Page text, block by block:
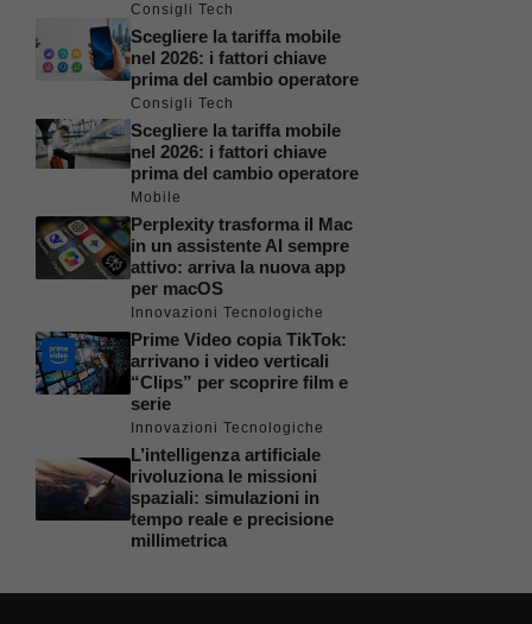
Consigli Tech
Scegliere la tariffa mobile
nel 2026: i fattori chiave
prima del cambio operatore
Consigli Tech
Scegliere la tariffa mobile
nel 2026: i fattori chiave
prima del cambio operatore
Mobile
Perplexity trasforma il Mac
in un assistente AI sempre
attivo: arriva la nuova app
per macOS
Innovazioni Tecnologiche
Prime Video copia TikTok:
arrivano i video verticali
“Clips” per scoprire film e
serie
Innovazioni Tecnologiche
L’intelligenza artificiale
rivoluziona le missioni
spaziali: simulazioni in
tempo reale e precisione
millimetrica